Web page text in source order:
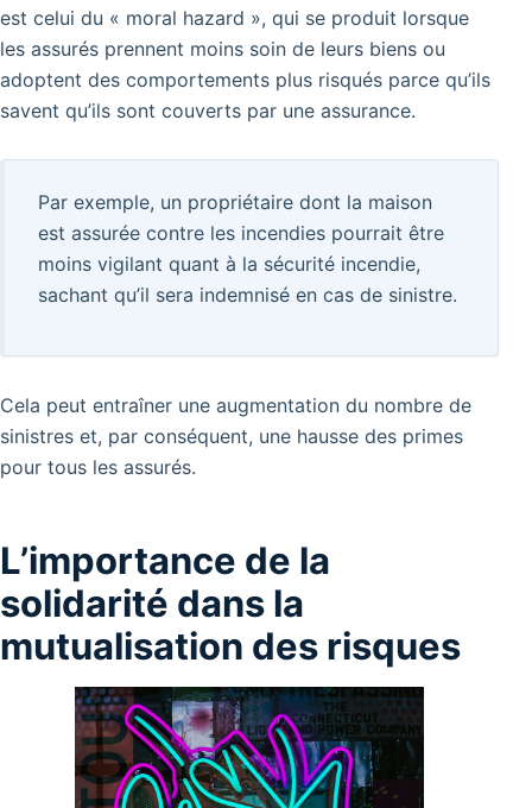
est celui du « moral hazard », qui se produit lorsque
les assurés prennent moins soin de leurs biens ou
adoptent des comportements plus risqués parce qu’ils
savent qu’ils sont couverts par une assurance.
Par exemple, un propriétaire dont la maison
est assurée contre les incendies pourrait être
moins vigilant quant à la sécurité incendie,
sachant qu’il sera indemnisé en cas de sinistre.
Cela peut entraîner une augmentation du nombre de
sinistres et, par conséquent, une hausse des primes
pour tous les assurés.
L’importance de la
solidarité dans la
mutualisation des risques